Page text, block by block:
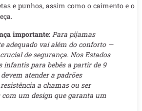
e punhos, assim como o caimento e o
importante: Para pijamas
adequado vai além do conforto —
de segurança. Nos Estados
infantis para bebês a partir de 9
atender a padrões
a chamas ou ser
com um design que garanta um